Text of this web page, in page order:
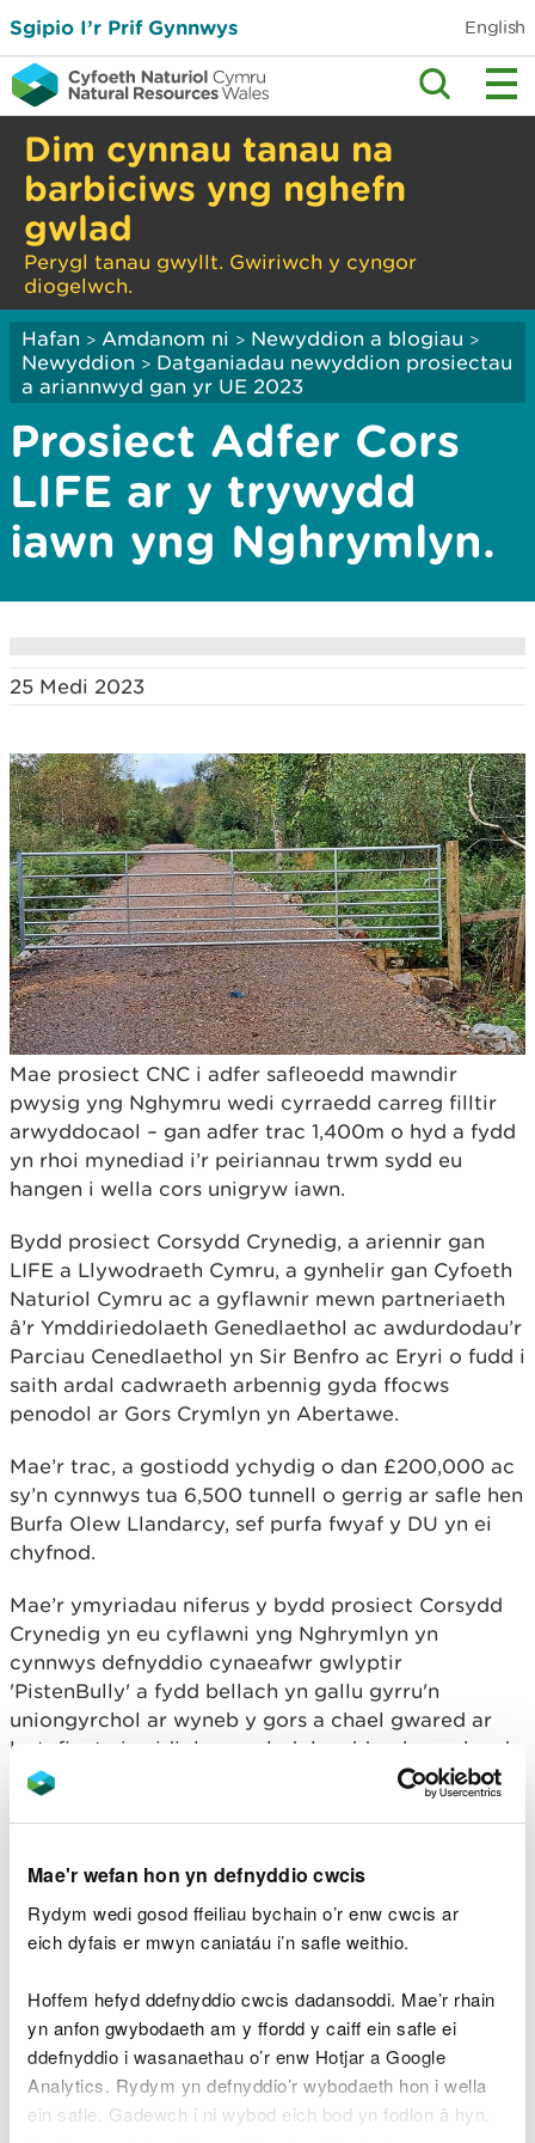
Mae'r wefan hon yn defnyddio cwcis
Rydym wedi gosod ffeiliau bychain o’r enw cwcis ar
eich dyfais er mwyn caniatáu i’n safle weithio.
Hoffem hefyd ddefnyddio cwcis dadansoddi. Mae’r rhain
yn anfon gwybodaeth am y ffordd y caiff ein safle ei
ddefnyddio i wasanaethau o’r enw Hotjar a Google
Analytics. Rydym yn defnyddio’r wybodaeth hon i wella
ein safle. Gadewch i ni wybod eich bod yn fodlon â hyn.
Sgipio I’r Prif Gynnwys English
Dim cynnau tanau na
barbiciws yng nghefn
gwlad
Perygl tanau gwyllt. Gwiriwch y cyngor
diogelwch.
Hafan > Amdanom ni > Newyddion a blogiau >
Newyddion > Datganiadau newyddion prosiectau
a ariannwyd gan yr UE 2023
Prosiect Adfer Cors
LIFE ar y trywydd
iawn yng Nghrymlyn.
25 Medi 2023
Mae prosiect CNC i adfer safleoedd mawndir
pwysig yng Nghymru wedi cyrraedd carreg filltir
arwyddocaol – gan adfer trac 1,400m o hyd a fydd
yn rhoi mynediad i’r peiriannau trwm sydd eu
hangen i wella cors unigryw iawn.
Bydd prosiect Corsydd Crynedig, a ariennir gan
LIFE a Llywodraeth Cymru, a gynhelir gan Cyfoeth
Naturiol Cymru ac a gyflawnir mewn partneriaeth
â’r Ymddiriedolaeth Genedlaethol ac awdurdodau’r
Parciau Cenedlaethol yn Sir Benfro ac Eryri o fudd i
saith ardal cadwraeth arbennig gyda ffocws
penodol ar Gors Crymlyn yn Abertawe.
Mae’r trac, a gostiodd ychydig o dan £200,000 ac
sy’n cynnwys tua 6,500 tunnell o gerrig ar safle hen
Burfa Olew Llandarcy, sef purfa fwyaf y DU yn ei
chyfnod.
Mae’r ymyriadau niferus y bydd prosiect Corsydd
Crynedig yn eu cyflawni yng Nghrymlyn yn
cynnwys defnyddio cynaeafwr gwlyptir
'PistenBully' a fydd bellach yn gallu gyrru'n
uniongyrchol ar wyneb y gors a chael gwared ar
lystyfiant niweidiol ac ymledol sydd ar hyn o bryd
yn atal y cynefin rhag gweithredu'n iach.
Mawndir – ymateb gwych i argyfyngau’r hinsawdd
gwydr niweidiol – mae 4% o Gymru’n fawndir ac
mae’n dal 30% o’n carbon sydd yn y tir. Ar hyn o
bryd, mae 90% o fawndir Cymru mewn 'cyflwr
wedi gwneud ymrwymiad uchelgeisiol yn
ddiweddar i dreblu ei thargedau adfer
mawndiroedd.
Bydd Corsydd Crynedig hefyd yn gwella hydroleg